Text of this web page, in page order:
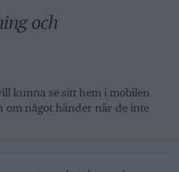
och
kunna se sitt hem i mobilen
något händer när de inte